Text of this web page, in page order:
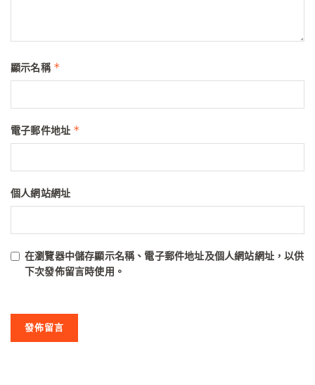
顯示名稱 *
電子郵件地址 *
個人網站網址
在瀏覽器中儲存顯示名稱、電子郵件地址及個人網站網址，以供
下次發佈留言時使用。